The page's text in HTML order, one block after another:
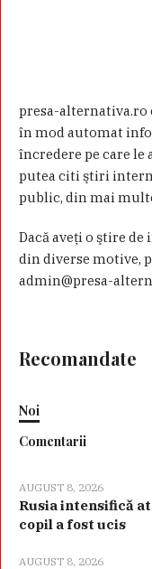
presa-alternativa.ro
în mod automat
încredere pe care
putea citi ştiri
public, din mai
Dacă aveţi o ştire
din diverse motive,
admin@presa-
Recomandate
Noi
Comentarii
AUGUST 8, 2026
Rusia intensifică
copil a fost ucis
AUGUST 8, 2026